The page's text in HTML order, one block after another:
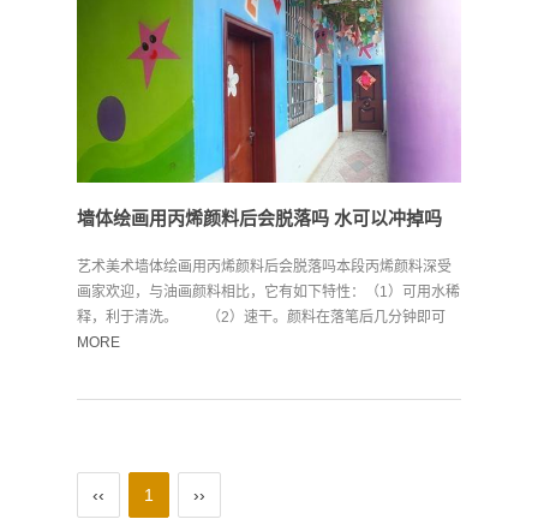
墙体绘画用丙烯颜料后会脱落吗 水可以冲掉吗
艺术美术墙体绘画用丙烯颜料后会脱落吗本段丙烯颜料深受
画家欢迎，与油画颜料相比，它有如下特性：（1）可用水稀
释，利于清洗。 （2）速干。颜料在落笔后几分钟即可
干...
MORE
‹‹ 1 ››